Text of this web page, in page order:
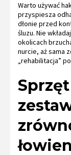
Warto używać
przyspiesza
dłonie przed
śluzu. Nie
okolicach
nurcie, aż sama
„rehabilitacja”